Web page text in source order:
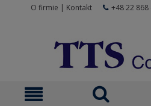
O firmie | Kontakt +48 22 868